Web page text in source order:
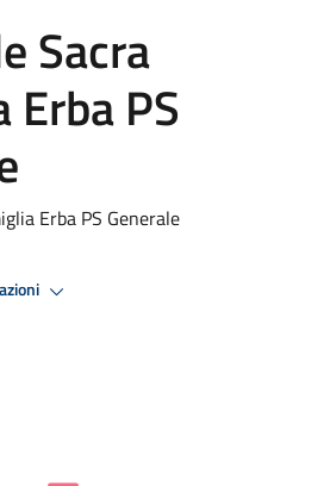
Sacra
PS
Erba PS Generale